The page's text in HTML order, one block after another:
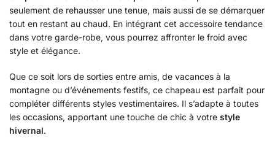
seulement de rehausser une tenue, mais aussi de se démarquer
tout en restant au chaud. En intégrant cet accessoire tendance
dans votre garde-robe, vous pourrez affronter le froid avec
style et élégance.
Que ce soit lors de sorties entre amis, de vacances à la
montagne ou d’événements festifs, ce chapeau est parfait pour
compléter différents styles vestimentaires. Il s’adapte à toutes
les occasions, apportant une touche de chic à votre style
hivernal.